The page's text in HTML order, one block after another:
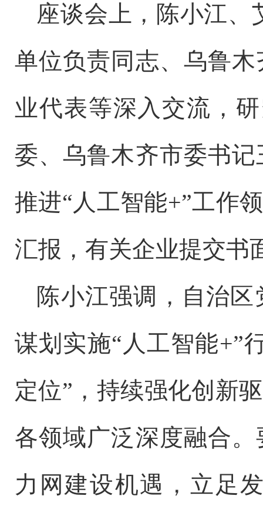
座谈会上，陈小江、
单位负责同志、乌鲁
业代表等深入交流，
委、乌鲁木齐市委书
推进“人工智能+”工作
汇报，有关企业提交书
陈小江强调，自治
谋划实施“人工智能+”
定位”，持续强化创新
各领域广泛深度融合
力网建设机遇，立足